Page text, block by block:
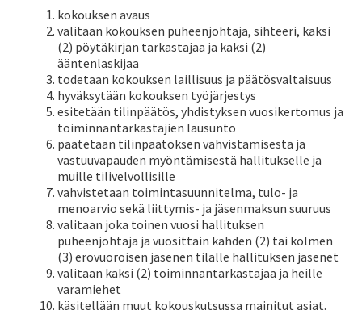
kokouksen avaus
valitaan kokouksen puheenjohtaja, sihteeri, kaksi
(2) pöytäkirjan tarkastajaa ja kaksi (2)
ääntenlaskijaa
todetaan kokouksen laillisuus ja päätösvaltaisuus
hyväksytään kokouksen työjärjestys
esitetään tilinpäätös, yhdistyksen vuosikertomus ja
toiminnantarkastajien lausunto
päätetään tilinpäätöksen vahvistamisesta ja
vastuuvapauden myöntämisestä hallitukselle ja
muille tilivelvollisille
vahvistetaan toimintasuunnitelma, tulo- ja
menoarvio sekä liittymis- ja jäsenmaksun suuruus
valitaan joka toinen vuosi hallituksen
puheenjohtaja ja vuosittain kahden (2) tai kolmen
(3) erovuoroisen jäsenen tilalle hallituksen jäsenet
valitaan kaksi (2) toiminnantarkastajaa ja heille
varamiehet
käsitellään muut kokouskutsussa mainitut asiat.